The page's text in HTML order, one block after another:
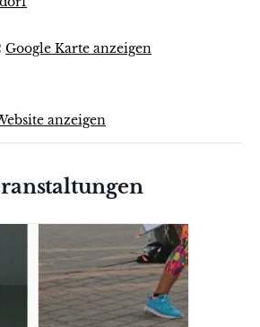
Google Karte anzeigen
anzeigen